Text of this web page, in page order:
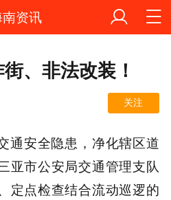
南资讯
、非法改装！
关注
通安全隐患，净化辖区道
亚市公安局交通管理支队
定点检查结合流动巡逻的